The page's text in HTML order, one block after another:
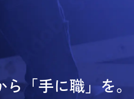
「手に職」を。